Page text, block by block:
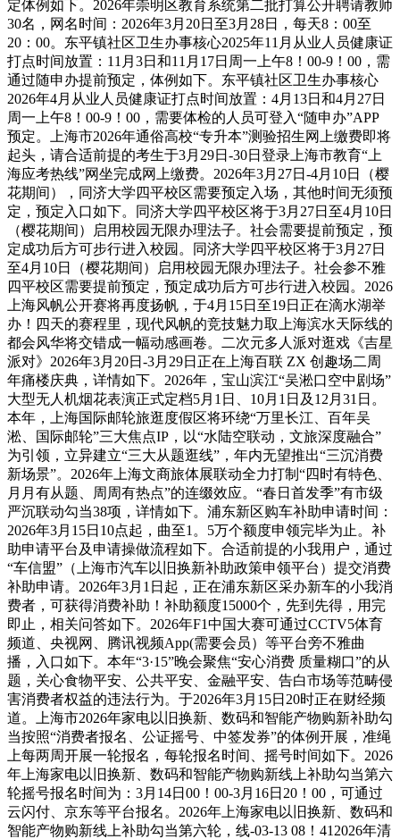
定体例如下。2026年崇明区教育系统第二批打算公开聘请教师
30名，网名时间：2026年3月20日至3月28日，每天8：00至
20：00。东平镇社区卫生办事核心2025年11月从业人员健康证
打点时间放置：11月3日和11月17日周一上午8！00-9！00，需
通过随申办提前预定，体例如下。东平镇社区卫生办事核心
2026年4月从业人员健康证打点时间放置：4月13日和4月27日
周一上午8！00-9！00，需要体检的人员可登入“随申办”APP
预定。上海市2026年通俗高校“专升本”测验招生网上缴费即将
起头，请合适前提的考生于3月29日-30日登录上海市教育“上
海应考热线”网坐完成网上缴费。2026年3月27日-4月10日（樱
花期间），同济大学四平校区需要预定入场，其他时间无须预
定，预定入口如下。同济大学四平校区将于3月27日至4月10日
（樱花期间）启用校园无限办理法子。社会需要提前预定，预
定成功后方可步行进入校园。同济大学四平校区将于3月27日
至4月10日（樱花期间）启用校园无限办理法子。社会参不雅
四平校区需要提前预定，预定成功后方可步行进入校园。2026
上海风帆公开赛将再度扬帆，于4月15日至19日正在滴水湖举
办！四天的赛程里，现代风帆的竞技魅力取上海滨水天际线的
都会风华将交错成一幅动感画卷。二次元多人派对逛戏《吉星
派对》2026年3月20日-3月29日正在上海百联 ZX 创趣场二周
年痛楼庆典，详情如下。2026年，宝山滨江“吴淞口空中剧场”
大型无人机烟花表演正式定档5月1日、10月1日及12月31日。
本年，上海国际邮轮旅逛度假区将环绕“万里长江、百年吴
淞、国际邮轮”三大焦点IP，以“水陆空联动，文旅深度融合”
为引领，立异建立“三大从题逛线”，年内无望推出“三沉消费
新场景”。2026年上海文商旅体展联动全力打制“四时有特色、
月月有从题、周周有热点”的连缀效应。“春日首发季”有市级
严沉联动勾当38项，详情如下。浦东新区购车补助申请时间：
2026年3月15日10点起，曲至1。5万个额度申领完毕为止。补
助申请平台及申请操做流程如下。合适前提的小我用户，通过
“车信盟”（上海市汽车以旧换新补助政策申领平台）提交消费
补助申请。2026年3月1日起，正在浦东新区采办新车的小我消
费者，可获得消费补助！补助额度15000个，先到先得，用完
即止，相关问答如下。2026年F1中国大赛可通过CCTV5体育
频道、央视网、腾讯视频App(需要会员）等平台旁不雅曲
播，入口如下。本年“3·15”晚会聚焦“安心消费 质量糊口”的从
题，关心食物平安、公共平安、金融平安、告白市场等范畴侵
害消费者权益的违法行为。于2026年3月15日20时正在财经频
道。上海市2026年家电以旧换新、数码和智能产物购新补助勾
当按照“消费者报名、公证摇号、中签发券”的体例开展，准绳
上每两周开展一轮报名，每轮报名时间、摇号时间如下。2026
年上海家电以旧换新、数码和智能产物购新线上补助勾当第六
轮摇号报名时间为：3月14日00！00-3月16日20！00，可通过
云闪付、京东等平台报名。2026年上海家电以旧换新、数码和
智能产物购新线上补助勾当第六轮，线-03-13 08！412026年清